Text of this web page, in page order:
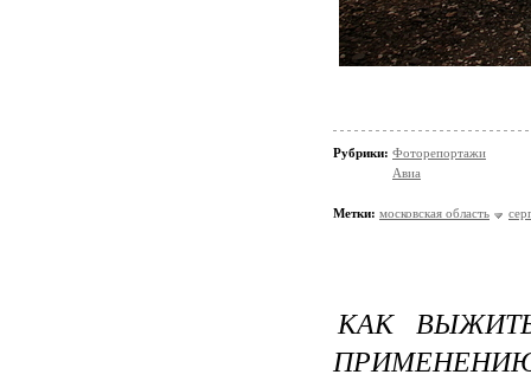
Рубрики: Фоторепортажи
Авиа
Метки: московская область
КАК